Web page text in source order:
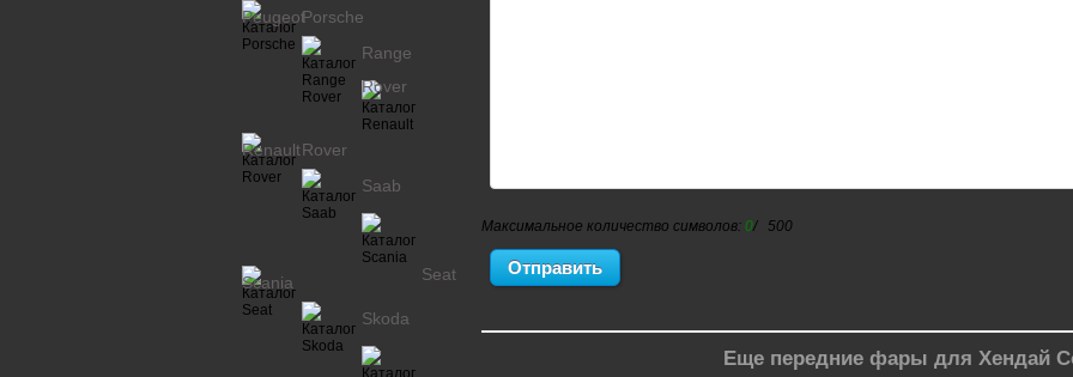
Максимальное количество символов: 0/ 500
Еще передние фары для Хендай
PeugeotPorsche
Range
Rover
RenaultRover
Saab
Scania Seat
Skoda